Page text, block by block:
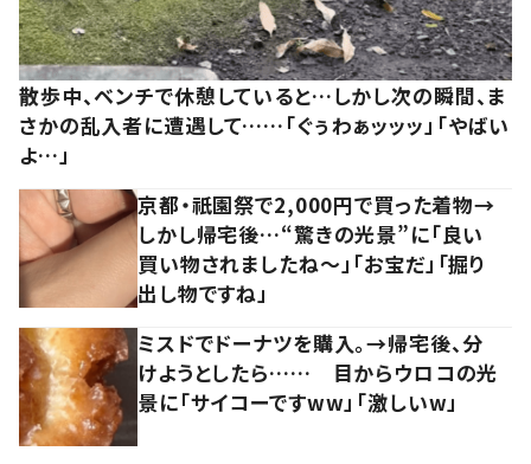
散歩中、ベンチで休憩していると…しかし次の瞬間、ま
さかの乱入者に遭遇して……「ぐぅわぁッッッ」「やばい
よ…」
京都・祇園祭で2,000円で買った着物→
しかし帰宅後…“驚きの光景”に「良い
買い物されましたね～」「お宝だ」「掘り
出し物ですね」
ミスドでドーナツを購入。→帰宅後、分
けようとしたら…… 目からウロコの光
景に「サイコーですww」「激しいw」